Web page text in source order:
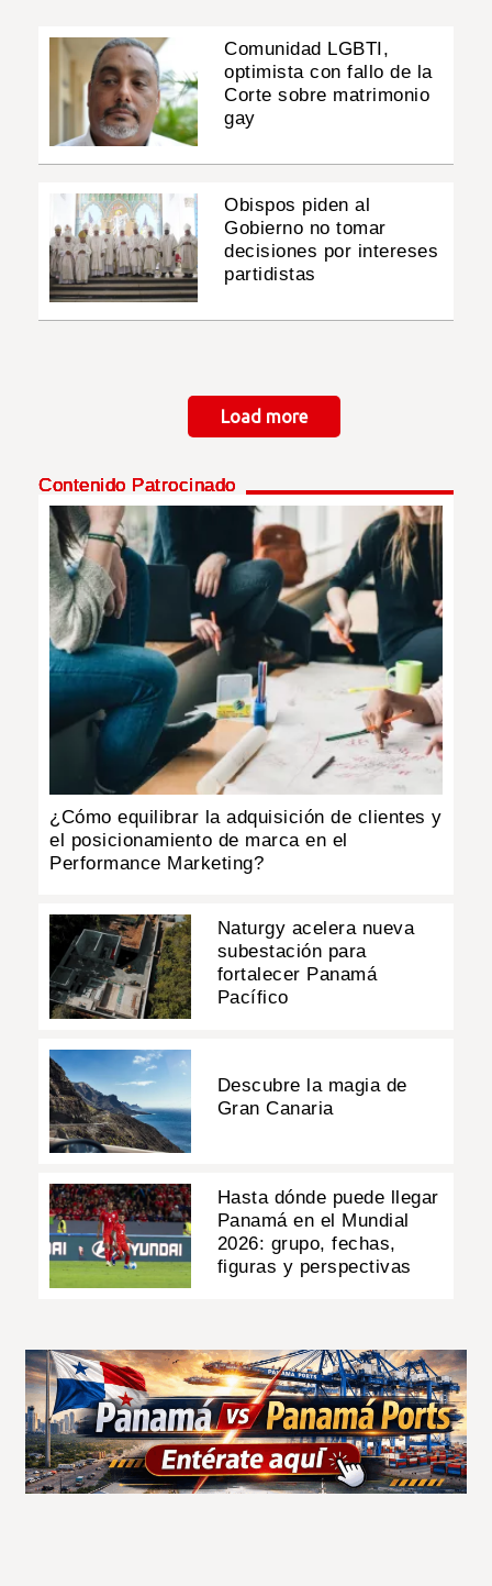
Comunidad LGBTI,
optimista con fallo de la
Corte sobre matrimonio
gay
Obispos piden al
Gobierno no tomar
decisiones por intereses
partidistas
Load more
Contenido Patrocinado
¿Cómo equilibrar la adquisición de clientes y
el posicionamiento de marca en el
Performance Marketing?
Naturgy acelera nueva
subestación para
fortalecer Panamá
Pacífico
Descubre la magia de
Gran Canaria
Hasta dónde puede llegar
Panamá en el Mundial
2026: grupo, fechas,
figuras y perspectivas